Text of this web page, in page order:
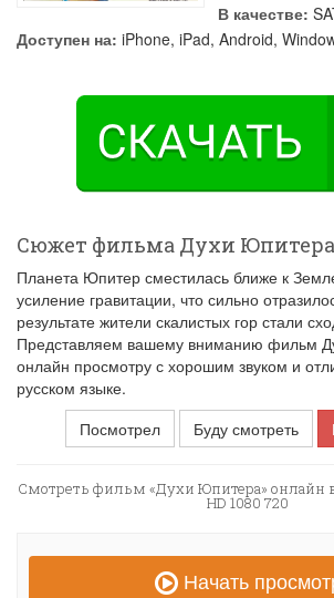
В качестве:
Доступен на: iPhone, iPad, Android,
Сюжет фильма Духи Юпитера
Планета Юпитер сместилась ближе к
усиление гравитации, что сильно
результате жители скалистых гор стали
Представляем вашему вниманию фильм
онлайн просмотру с хорошим звуком и
русском языке.
Посмотрел
Буду смотреть
Смотреть фильм «Духи Юпитера» онлайн
HD 1080 720
Начать